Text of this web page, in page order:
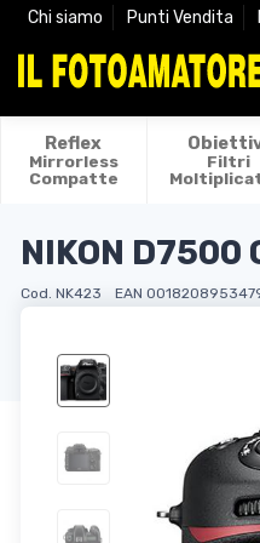
Chi siamo Punti Vendita
Reflex
Mirrorless
Compatte
Filtri
NIKON D7500
Cod. NK423 EAN